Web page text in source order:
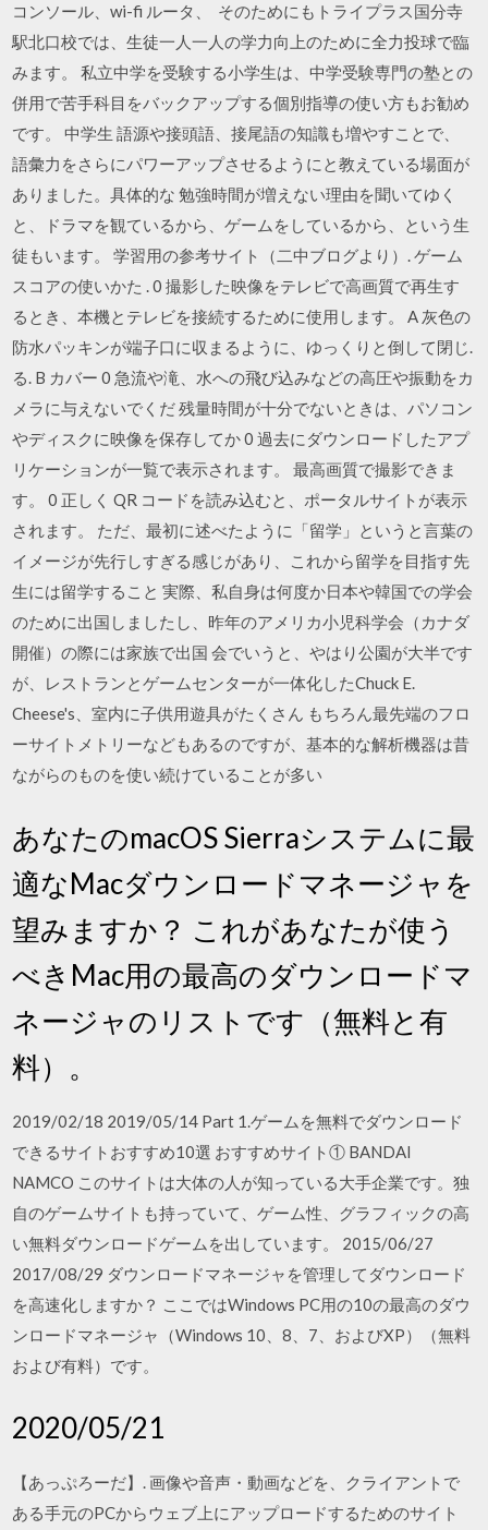
コンソール、wi-fi ルータ、 そのためにもトライプラス国分寺
駅北口校では、生徒一人一人の学力向上のために全力投球で臨
みます。 私立中学を受験する小学生は、中学受験専門の塾との
併用で苦手科目をバックアップする個別指導の使い方もお勧め
です。 中学生 語源や接頭語、接尾語の知識も増やすことで、
語彙力をさらにパワーアップさせるようにと教えている場面が
ありました。具体的な 勉強時間が増えない理由を聞いてゆく
と、ドラマを観ているから、ゲームをしているから、という生
徒もいます。 学習用の参考サイト（二中ブログより）. ゲーム
スコアの使いかた . 0 撮影した映像をテレビで高画質で再生す
るとき、本機とテレビを接続するために使用します。 A 灰色の
防水パッキンが端子口に収まるように、ゆっくりと倒して閉じ.
る. B カバー 0 急流や滝、水への飛び込みなどの高圧や振動をカ
メラに与えないでくだ 残量時間が十分でないときは、パソコン
やディスクに映像を保存してか 0 過去にダウンロードしたアプ
リケーションが一覧で表示されます。 最高画質で撮影できま
す。 0 正しく QR コードを読み込むと、ポータルサイトが表示
されます。 ただ、最初に述べたように「留学」というと言葉の
イメージが先行しすぎる感じがあり、これから留学を目指す先
生には留学すること 実際、私自身は何度か日本や韓国での学会
のために出国しましたし、昨年のアメリカ小児科学会（カナダ
開催）の際には家族で出国 会でいうと、やはり公園が大半です
が、レストランとゲームセンターが一体化したChuck E.
Cheese's、室内に子供用遊具がたくさん もちろん最先端のフロ
ーサイトメトリーなどもあるのですが、基本的な解析機器は昔
ながらのものを使い続けていることが多い
あなたのmacOS Sierraシステムに最
適なMacダウンロードマネージャを
望みますか？ これがあなたが使う
べきMac用の最高のダウンロードマ
ネージャのリストです（無料と有
料）。
2019/02/18 2019/05/14 Part 1.ゲームを無料でダウンロード
できるサイトおすすめ10選 おすすめサイト① BANDAI
NAMCO このサイトは大体の人が知っている大手企業です。独
自のゲームサイトも持っていて、ゲーム性、グラフィックの高
い無料ダウンロードゲームを出しています。 2015/06/27
2017/08/29 ダウンロードマネージャを管理してダウンロード
を高速化しますか？ ここではWindows PC用の10の最高のダウ
ンロードマネージャ（Windows 10、8、7、およびXP）（無料
および有料）です。
2020/05/21
【あっぷろーだ】. 画像や音声・動画などを、クライアントで
ある手元のPCからウェブ上にアップロードするためのサイト